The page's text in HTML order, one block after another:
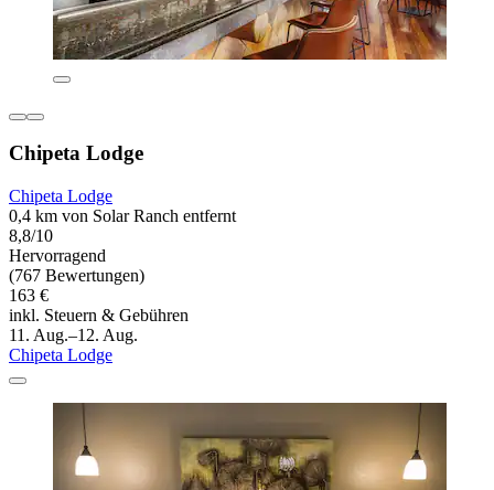
Chipeta Lodge
Chipeta Lodge
0,4 km von Solar Ranch entfernt
8,8/10
Hervorragend
(767 Bewertungen)
163 €
inkl. Steuern & Gebühren
11. Aug.–12. Aug.
Chipeta Lodge